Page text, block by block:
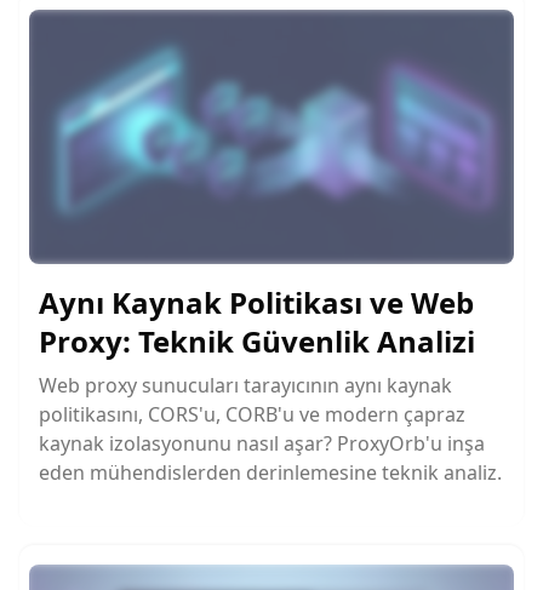
Aynı Kaynak Politikası ve Web
Proxy: Teknik Güvenlik Analizi
Web proxy sunucuları tarayıcının aynı kaynak
politikasını, CORS'u, CORB'u ve modern çapraz
kaynak izolasyonunu nasıl aşar? ProxyOrb'u inşa
eden mühendislerden derinlemesine teknik analiz.